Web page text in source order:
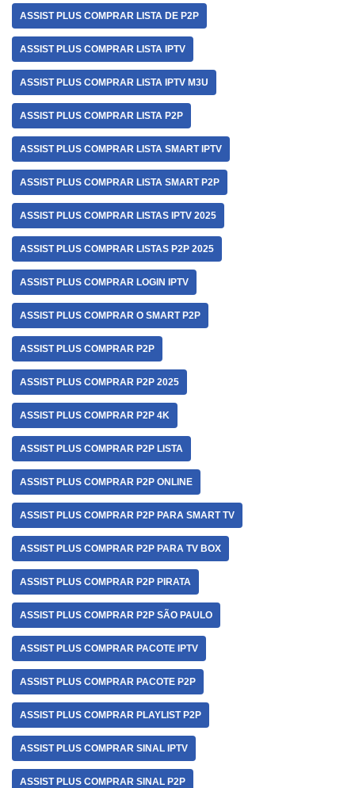
ASSIST PLUS COMPRAR LISTA DE P2P
ASSIST PLUS COMPRAR LISTA IPTV
ASSIST PLUS COMPRAR LISTA IPTV M3U
ASSIST PLUS COMPRAR LISTA P2P
ASSIST PLUS COMPRAR LISTA SMART IPTV
ASSIST PLUS COMPRAR LISTA SMART P2P
ASSIST PLUS COMPRAR LISTAS IPTV 2025
ASSIST PLUS COMPRAR LISTAS P2P 2025
ASSIST PLUS COMPRAR LOGIN IPTV
ASSIST PLUS COMPRAR O SMART P2P
ASSIST PLUS COMPRAR P2P
ASSIST PLUS COMPRAR P2P 2025
ASSIST PLUS COMPRAR P2P 4K
ASSIST PLUS COMPRAR P2P LISTA
ASSIST PLUS COMPRAR P2P ONLINE
ASSIST PLUS COMPRAR P2P PARA SMART TV
ASSIST PLUS COMPRAR P2P PARA TV BOX
ASSIST PLUS COMPRAR P2P PIRATA
ASSIST PLUS COMPRAR P2P SÃO PAULO
ASSIST PLUS COMPRAR PACOTE IPTV
ASSIST PLUS COMPRAR PACOTE P2P
ASSIST PLUS COMPRAR PLAYLIST P2P
ASSIST PLUS COMPRAR SINAL IPTV
ASSIST PLUS COMPRAR SINAL P2P